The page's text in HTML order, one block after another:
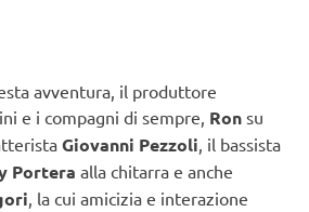
avventura, il produttore
e i compagni di sempre, Ron su
Giovanni Pezzoli , il bassista
Portera alla chitarra e anche
, la cui amicizia e interazione